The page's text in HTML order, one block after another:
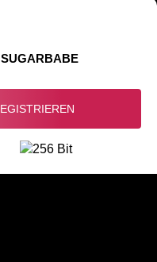
SUGARBABE